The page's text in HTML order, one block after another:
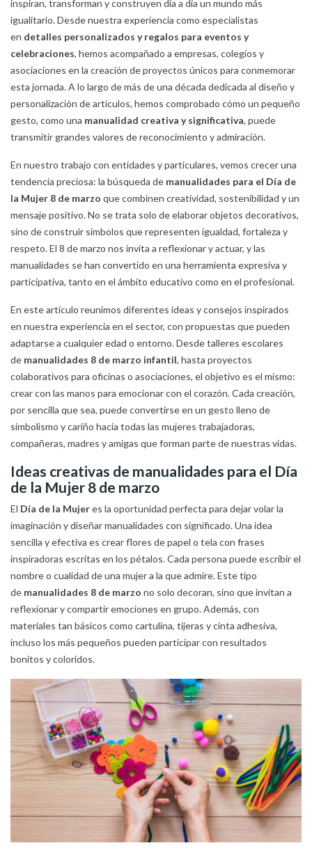
inspiran, transforman y construyen día a día un mundo más
igualitario. Desde nuestra experiencia como especialistas
en detalles personalizados y regalos para eventos y
celebraciones, hemos acompañado a empresas, colegios y
asociaciones en la creación de proyectos únicos para conmemorar
esta jornada. A lo largo de más de una década dedicada al diseño y
personalización de artículos, hemos comprobado cómo un pequeño
gesto, como una manualidad creativa y significativa, puede
transmitir grandes valores de reconocimiento y admiración.
En nuestro trabajo con entidades y particulares, vemos crecer una
tendencia preciosa: la búsqueda de manualidades para el Día de
la Mujer 8 de marzo que combinen creatividad, sostenibilidad y un
mensaje positivo. No se trata solo de elaborar objetos decorativos,
sino de construir símbolos que representen igualdad, fortaleza y
respeto. El 8 de marzo nos invita a reflexionar y actuar, y las
manualidades se han convertido en una herramienta expresiva y
participativa, tanto en el ámbito educativo como en el profesional.
En este artículo reunimos diferentes ideas y consejos inspirados
en nuestra experiencia en el sector, con propuestas que pueden
adaptarse a cualquier edad o entorno. Desde talleres escolares
de manualidades 8 de marzo infantil, hasta proyectos
colaborativos para oficinas o asociaciones, el objetivo es el mismo:
crear con las manos para emocionar con el corazón. Cada creación,
por sencilla que sea, puede convertirse en un gesto lleno de
simbolismo y cariño hacia todas las mujeres trabajadoras,
compañeras, madres y amigas que forman parte de nuestras vidas.
Ideas creativas de manualidades para el Día
de la Mujer 8 de marzo
El Día de la Mujeres la oportunidad perfecta para dejar volar la
imaginación y diseñar manualidades con significado. Una idea
sencilla y efectiva es crear flores de papel o tela con frases
inspiradoras escritas en los pétalos. Cada persona puede escribir el
nombre o cualidad de una mujer a la que admire. Este tipo
de manualidades 8 de marzo no solo decoran, sino que invitan a
reflexionar y compartir emociones en grupo. Además, con
materiales tan básicos como cartulina, tijeras y cinta adhesiva,
incluso los más pequeños pueden participar con resultados
bonitos y coloridos.